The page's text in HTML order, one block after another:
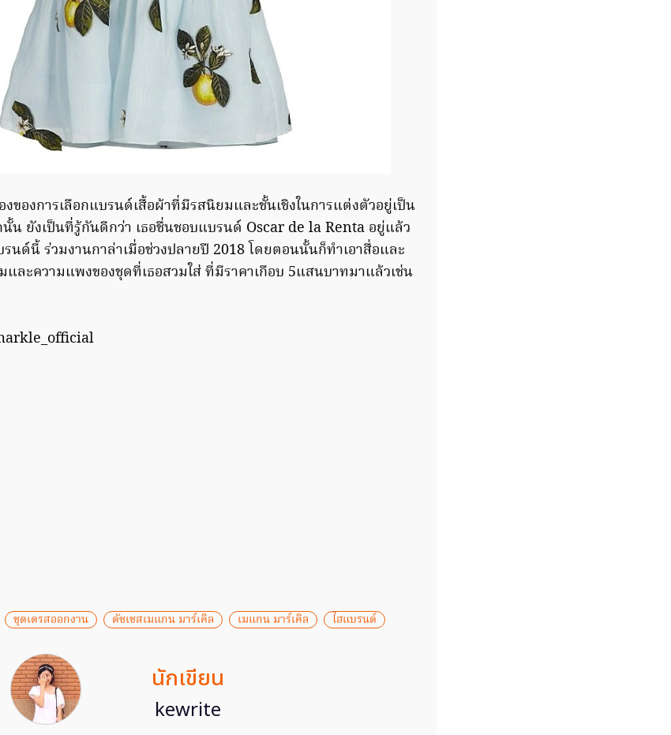
งของการเลือกแบรนด์เสื้อผ้าที่มีรสนิยมและชั้นเชิงในการแต่งตัวอยู่เป็น
น ยังเป็นที่รู้กันดีกว่า เธอชื่นชอบแบรนด์ Oscar de la Renta อยู่แล้ว
นด์นี้ ร่วมงานกาล่าเมื่อช่วงปลายปี 2018 โดยตอนนั้นก็ทำเอาสื่อและ
ละความแพงของชุดที่เธอสวมใส่ ที่มีราคาเกือบ 5แสนบาทมาแล้วเช่น
ชุดเดรสออกงาน ดัชเชสเมแกน มาร์เคิล เมแกน มาร์เคิล ไฮแบรนด์
นักเขียน
kewrite